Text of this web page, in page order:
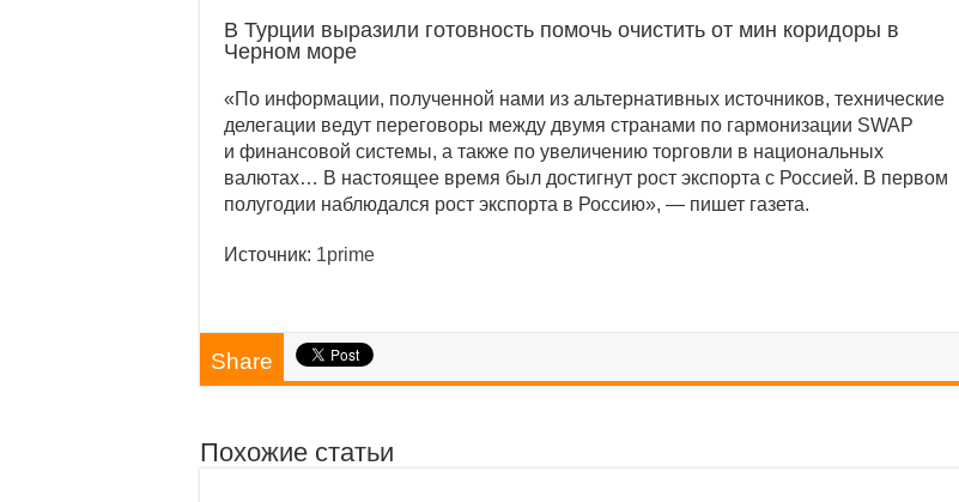
В Турции выразили готовность помочь очистить от мин коридоры в
Черном море
«По информации, полученной нами из альтернативных источников, технические
делегации ведут переговоры между двумя странами по гармонизации SWAP
и финансовой системы, а также по увеличению торговли в национальных
валютах… В настоящее время был достигнут рост экспорта с Россией. В первом
полугодии наблюдался рост экспорта в Россию», — пишет газета.
Источник: 1prime
Share
Похожие статьи